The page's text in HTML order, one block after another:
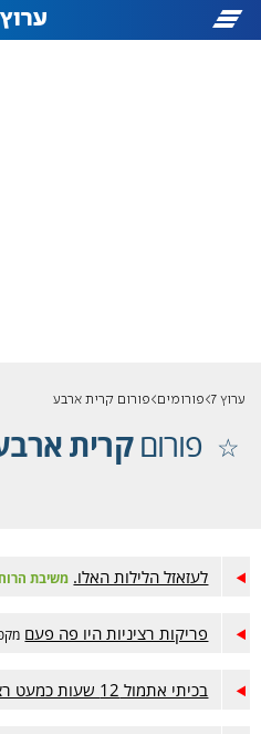
ערוץ 7 פורומים פורום קרית ארבע
פורוםקרית
לעזאזל הלילות האלו. משיבת הרוח
פריקות רציניות היו פה פעם
בכיתי אתמול 12 שעות כמעט רצוף